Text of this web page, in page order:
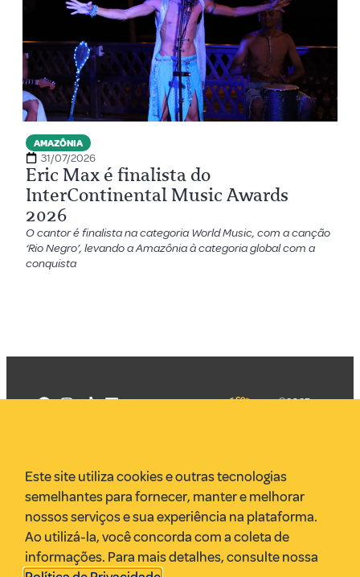
AMAZÔNIA
31/07/2026
Eric Max é finalista do
InterContinental Music Awards
2026
O cantor é finalista na categoria World Music, com a canção
‘Rio Negro’, levando a Amazônia à categoria global com a
conquista
VR Assessoria
Parcerias
Envie uma pauta
Anuncie
©2025
Este site utiliza cookies e outras tecnologias
semelhantes para fornecer, manter e melhorar
nossos serviços e sua experiência na plataforma.
Ao utilizá-la, você concorda com a coleta de
informações. Para mais detalhes, consulte nossa